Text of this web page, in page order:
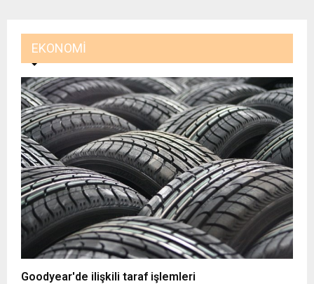
EKONOMI
Goodyear'de ilişkili taraf işlemleri